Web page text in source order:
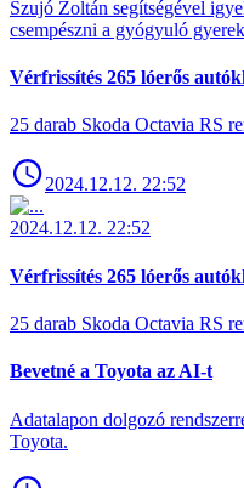
Szujó Zoltán segítségével
csempészni a gyógyuló
Vérfrissítés 265 lóerős
25 darab Skoda Octavia RS
2024.12.12. 22:52
2024.12.12. 22:52
Vérfrissítés 265 lóerős
25 darab Skoda Octavia RS
Bevetné a Toyota az AI-t
Adatalapon dolgozó
Toyota.